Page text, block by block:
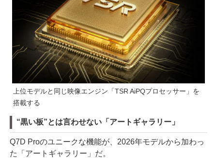
上位モデルと同じ映像エンジン「TSR AiPQプロセッサー」を
搭載する
“黒い板”とは言わせない「アートギャラリー」
Q7D Proのユニークな機能が、2026年モデルから加わっ
た「アートギャラリー」だ。